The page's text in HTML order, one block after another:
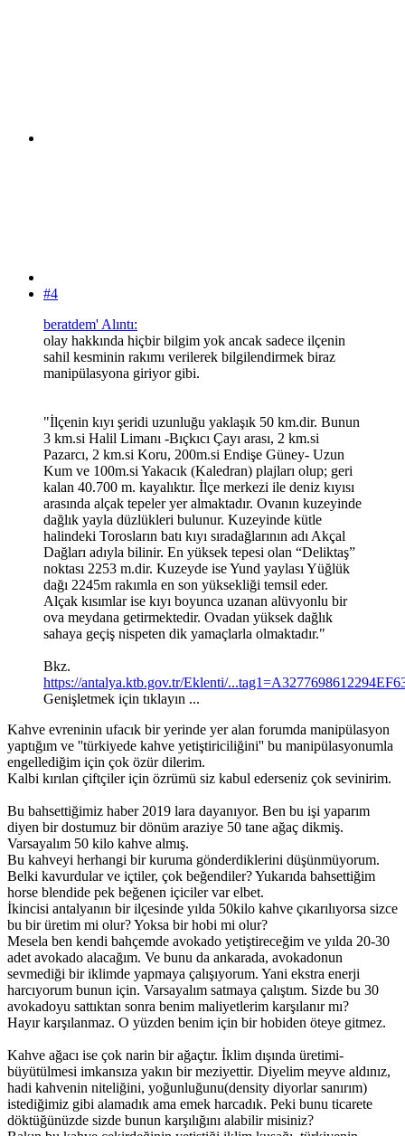
#4
beratdem' Alıntı:
olay hakkında hiçbir bilgim yok ancak sadece ilçenin
sahil kesminin rakımı verilerek bilgilendirmek biraz
manipülasyona giriyor gibi.
"İlçenin kıyı şeridi uzunluğu yaklaşık 50 km.dir. Bunun
3 km.si Halil Limanı -Bıçkıcı Çayı arası, 2 km.si
Pazarcı, 2 km.si Koru, 200m.si Endişe Güney- Uzun
Kum ve 100m.si Yakacık (Kaledran) plajları olup; geri
kalan 40.700 m. kayalıktır. İlçe merkezi ile deniz kıyısı
arasında alçak tepeler yer almaktadır. Ovanın kuzeyinde
dağlık yayla düzlükleri bulunur. Kuzeyinde kütle
halindeki Torosların batı kıyı sıradağlarının adı Akçal
Dağları adıyla bilinir. En yüksek tepesi olan “Deliktaş”
noktası 2253 m.dir. Kuzeyde ise Yund yaylası Yüğlük
dağı 2245m rakımla en son yüksekliği temsil eder.
Alçak kısımlar ise kıyı boyunca uzanan alüvyonlu bir
ova meydana getirmektedir. Ovadan yüksek dağlık
sahaya geçiş nispeten dik yamaçlarla olmaktadır."
Bkz.
https://antalya.ktb.gov.tr/Eklenti/
Genişletmek için tıklayın ...
Kahve evreninin ufacık bir yerinde yer alan forumda manipülasyon
yaptığım ve ''türkiyede kahve yetiştiriciliğini'' bu manipülasyonumla
engellediğim için çok özür dilerim.
Kalbi kırılan çiftçiler için özrümü siz kabul ederseniz çok sevinirim.
Bu bahsettiğimiz haber 2019 lara dayanıyor. Ben bu işi yaparım
diyen bir dostumuz bir dönüm araziye 50 tane ağaç dikmiş.
Varsayalım 50 kilo kahve almış.
Bu kahveyi herhangi bir kuruma gönderdiklerini düşünmüyorum.
Belki kavurdular ve içtiler, çok beğendiler? Yukarıda bahsettiğim
horse blendide pek beğenen içiciler var elbet.
İkincisi antalyanın bir ilçesinde yılda 50kilo kahve çıkarılıyorsa sizce
bu bir üretim mi olur? Yoksa bir hobi mi olur?
Mesela ben kendi bahçemde avokado yetiştireceğim ve yılda 20-30
adet avokado alacağım. Ve bunu da ankarada, avokadonun
sevmediği bir iklimde yapmaya çalışıyorum. Yani ekstra enerji
harcıyorum bunun için. Varsayalım satmaya çalıştım. Sizde bu 30
avokadoyu sattıktan sonra benim maliyetlerim karşılanır mı?
Hayır karşılanmaz. O yüzden benim için bir hobiden öteye gitmez.
Kahve ağacı ise çok narin bir ağaçtır. İklim dışında üretimi-
büyütülmesi imkansıza yakın bir meziyettir. Diyelim meyve aldınız,
hadi kahvenin niteliğini, yoğunluğunu(density diyorlar sanırım)
istediğimiz gibi alamadık ama emek harcadık. Peki bunu ticarete
döktüğünüzde sizde bunun karşılığını alabilir misiniz?